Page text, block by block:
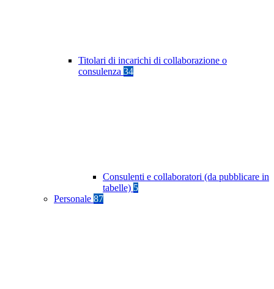
Titolari di incarichi di collaborazione o
consulenza 34
Consulenti e collaboratori (da pubblicare in
tabelle) 5
Personale 87